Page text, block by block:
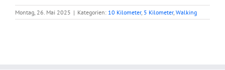
Montag, 26. Mai 2025 | Kategorien: 10 Kilometer, 5 Kilometer, Walking